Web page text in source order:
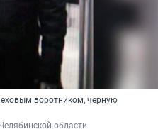
воротником, черную
области